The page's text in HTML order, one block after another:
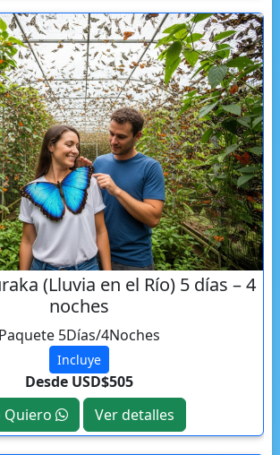
(Lluvia en el Río) 5 días – 4
noches
Paquete 5Días/4Noches
Incluye
Desde USD$505
Quiero
Ver detalles